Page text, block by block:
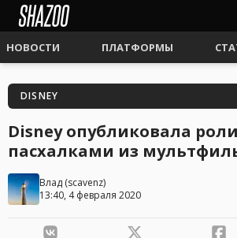
НОВОСТИ ПЛАТФОРМЫ
DISNEY
Disney опубликовала
пасхалками из
Влад (scavenz)
13:40, 4 февраля 2020